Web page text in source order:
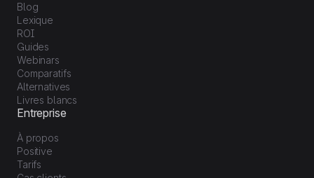
Blog
Lexique
ROI
Guides
Webinars
Comparatifs
Alternatives
Livres blancs
Entreprise
À propos
Positive
Tarifs